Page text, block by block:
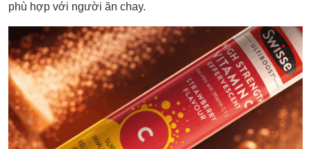
phù hợp với người ăn chay.